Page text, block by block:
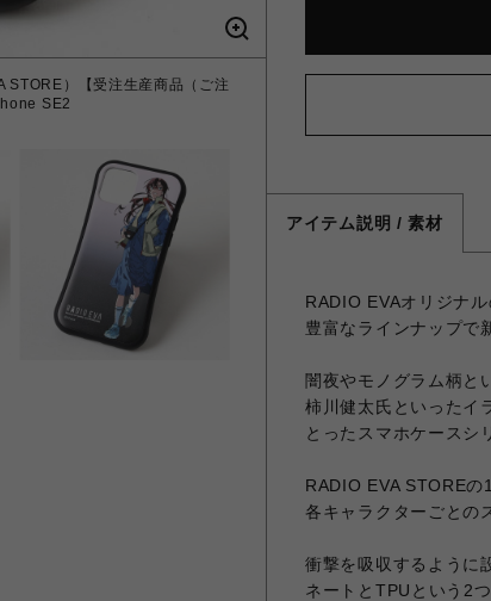
）【受注生産商品（ご注
SE2
アイテム説明 / 素材
RADIO EVAオリジナ
豊富なラインナップで
闇夜やモノグラム柄と
柿川健太氏といったイ
とったスマホケースシ
RADIO EVA STOREの
各キャラクターごとの
衝撃を吸収するように
ネートとTPUという2